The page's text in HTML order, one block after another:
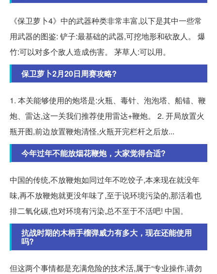
《保卫萝卜4》中的武器种类非常丰富,以下是其中一些常
用武器的图鉴: 铲子:最基础的武器,可挖地形和砍敌人。 爆
竹:可以对多个敌人造成伤害。 茅草人:可以用。
保卫萝卜2月20日周赛攻略?
1. 本关能够使用的炮塔是:火瓶、毒针、泡泡塔、船锚、鞭
炮、雷达,这一关我们推荐使用雷达+鞭炮。 2. 开局放置火
瓶开图,前边放置鞭炮清怪,火瓶开完栏杆之后放...
今年过年不能放烟花鞭炮，大家觉得合适?
中国的传统,不放鞭炮如同过年不吃饺子,本来现在就没年
味,再不放鞭炮就更没年味了,至于说环境污染的,那活着也
排二氧化碳,也对环境有污染,总不至于不活吧! 中国。
抗战时期的木柄手榴弹威力有多大，现在还能使用
吗?
但这两个事情都是充满危险的技术活,属于“专业操作,请勿